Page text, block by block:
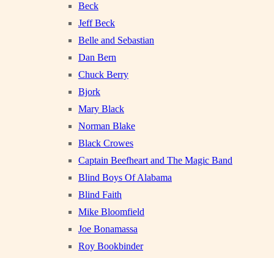
Beck
Jeff Beck
Belle and Sebastian
Dan Bern
Chuck Berry
Bjork
Mary Black
Norman Blake
Black Crowes
Captain Beefheart and The Magic Band
Blind Boys Of Alabama
Blind Faith
Mike Bloomfield
Joe Bonamassa
Roy Bookbinder